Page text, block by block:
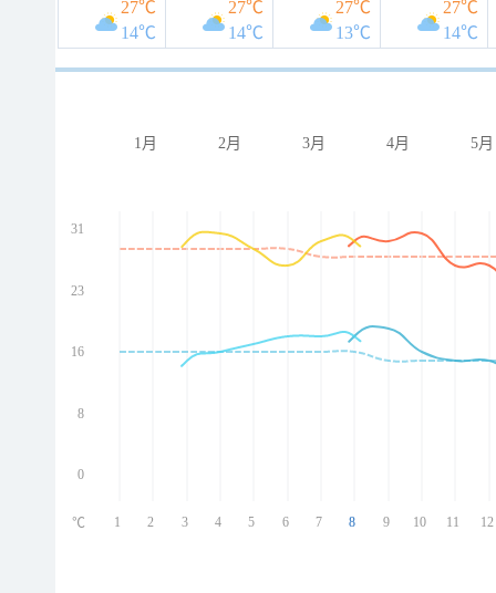
27℃
14℃
27℃
14℃
27℃
13℃
27℃
14℃
1月 2月 3月 4月 5月
31
23
16
8
0
1 2 3 4 5 6 7 8 9 10 11 12
℃